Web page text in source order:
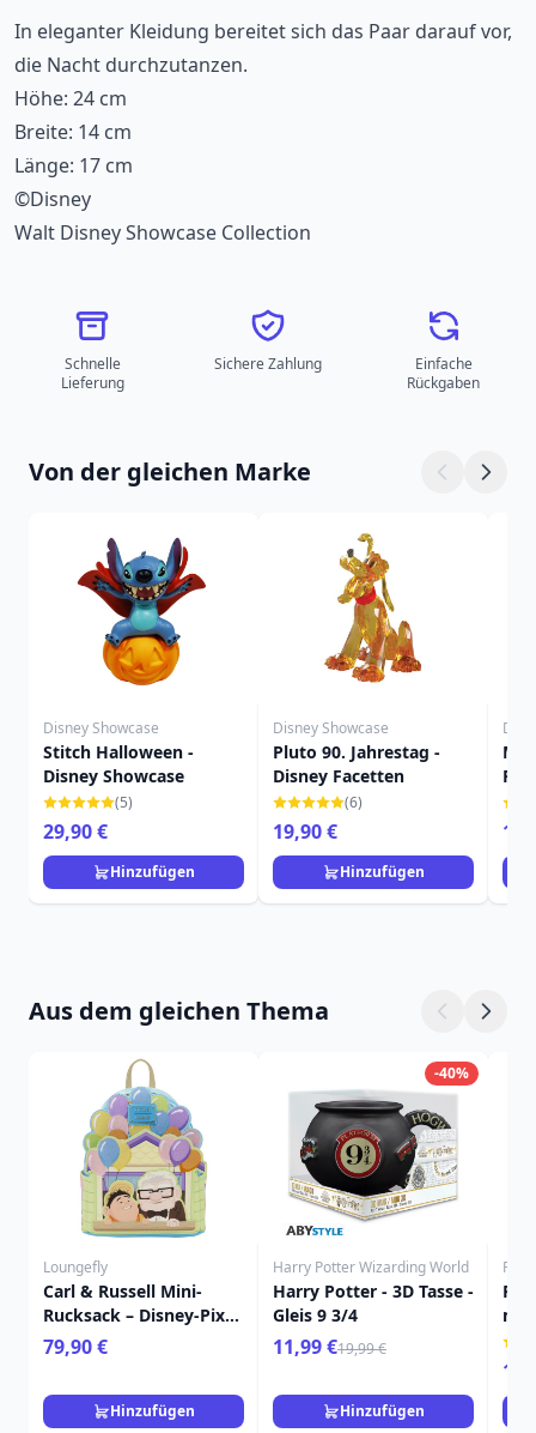
In eleganter Kleidung bereitet sich das Paar darauf vor,
die Nacht durchzutanzen.
Höhe: 24 cm
Breite: 14 cm
Länge: 17 cm
©Disney
Walt Disney Showcase Collection
Schnelle
Lieferung
Sichere Zahlung
Einfache
Rückgaben
Von der gleichen Marke
Disney Showcase
Stitch Halloween -
Disney Showcase
(5)
29,90 €
Hinzufügen
Disney Showcase
Pluto 90. Jahrestag -
Disney Facetten
(6)
19,90 €
Hinzufügen
Aus dem gleichen Thema
Loungefly
Carl & Russell Mini-
Rucksack – Disney-Pixar
Loungefly Up
79,90 €
Hinzufügen
-40%
Harry Potter Wizarding World
Harry Potter - 3D Tasse -
Gleis 9 3/4
11,99 €19,99 €
Hinzufügen
mit